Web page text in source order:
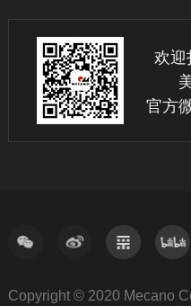
欢迎
官方
Copyright © 2020 Mecano